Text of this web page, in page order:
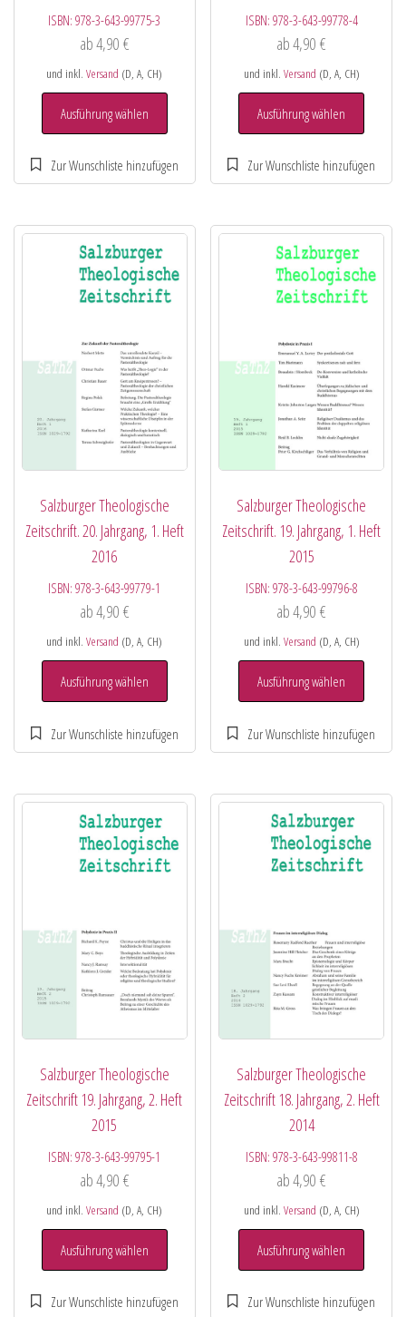
ISBN:978-3-643-99775-3
ab4,90 €
und inkl.Versand (D, A, CH)
Ausführung wählen
ISBN: 978-3-643-99778-4
ab4,90€
und inkl. Versand (D, A, CH)
Ausführung wählen
Salzburger Theologische
Zeitschrift. 20. Jahrgang, 1. Heft
2016
ISBN:978-3-643-99779-1
ab4,90 €
und inkl.Versand (D, A, CH)
Ausführung wählen
Salzburger Theologische
Zeitschrift. 19. Jahrgang, 1. Heft
2015
ISBN: 978-3-643-99796-8
ab4,90€
und inkl. Versand (D, A, CH)
Ausführung wählen
Salzburger Theologische
Zeitschrift 19. Jahrgang, 2. Heft
2015
ISBN:978-3-643-99795-1
ab4,90 €
und inkl.Versand (D, A, CH)
Ausführung wählen
Salzburger Theologische
Zeitschrift 18. Jahrgang, 2. Heft
2014
ISBN: 978-3-643-99811-8
ab4,90€
und inkl. Versand (D, A, CH)
Ausführung wählen